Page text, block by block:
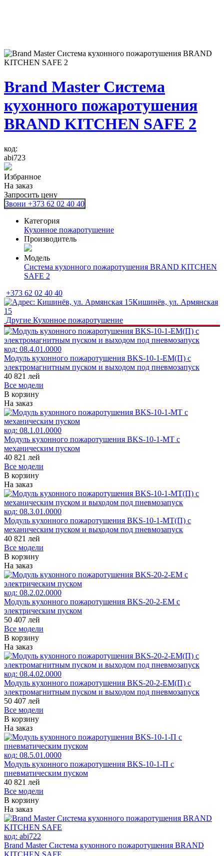
Brand Master Система
кухонного пожаротушения
BRAND KITCHEN SAFE 2
код:
abi723
Избранное
На заказ
Запросить цену
Звони +373 62 02 40 40
Категория
Кухонное пожаротушение
Производитель
Модель
Система кухонного пожаротушения BRAND KITCHEN
SAFE 2
+373 62 02 40 40
Кишинёв, ул. Армянская
15
Другие Кухонное пожаротушение
код: 08.4.01.0000
Модуль кухонного пожаротушения BKS-10-1-ЕМ(П) с
электромагнитным пуском и выходом под пневмозапуск
40 821 лей
Все модели
В корзину
На заказ
код: 08.1.01.0000
Модуль кухонного пожаротушения BKS-10-1-МТ с
механическим пуском
40 821 лей
Все модели
В корзину
На заказ
код: 08.3.01.0000
Модуль кухонного пожаротушения BKS-10-1-МТ(П) с
механическим пуском и выходом под пневмозапуск
40 821 лей
Все модели
В корзину
На заказ
код: 08.2.02.0000
Модуль кухонного пожаротушения BKS-20-2-ЕМ с
электрическим пуском
50 407 лей
Все модели
В корзину
На заказ
код: 08.4.02.0000
Модуль кухонного пожаротушения BKS-20-2-ЕМ(П) с
электромагнитным пуском и выходом под пневмозапуск
50 407 лей
Все модели
В корзину
На заказ
код: 08.5.01.0000
Модуль кухонного пожаротушения BKS-10-1-П с
пневматическим пуском
40 821 лей
Все модели
В корзину
На заказ
код: abi722
Brand Master Система кухонного пожаротушения BRAND
KITCHEN SAFE